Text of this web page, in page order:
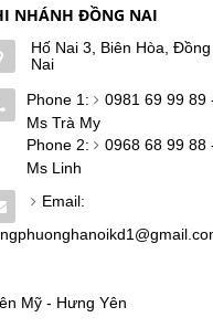
NHÁNH ĐỒNG NAI
Hố Nai 3, Biên Hòa, Đồng
Nai
Phone 1:
0981 69 99 89
Ms Trà My
Phone 2:
0968 68 99 88
Ms Linh
Email:
Mỹ - Hưng Yên